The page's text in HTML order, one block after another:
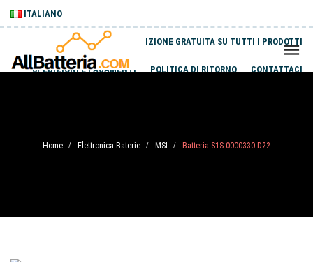
ITALIANO
SPEDIZIONE GRATUITA SU TUTTI I PRODOTTI
SPEDIZIONI E PAGAMENTI POLITICA DI RITORNO CONTATTACI
Home / Elettronica Baterie / MSI / Batteria S1S-0000330-D22